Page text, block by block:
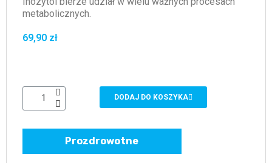
metabolicznych.
69,90 zł
DODAJ DO KOSZYKA
Prozdrowotne